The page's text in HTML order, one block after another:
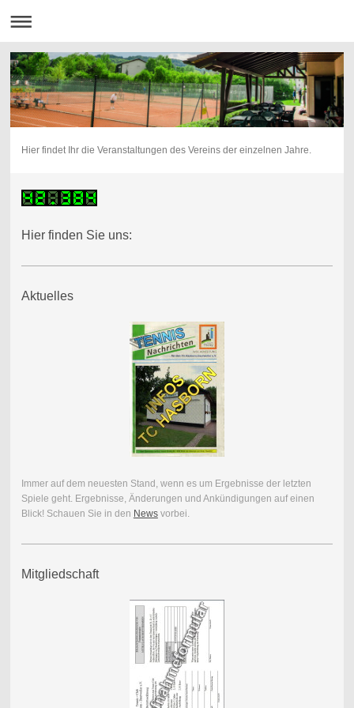
Hier findet Ihr die Veranstaltungen des Vereins der einzelnen Jahre.
Hier finden Sie uns:
Aktuelles
Immer auf dem neuesten Stand, wenn es um Ergebnisse der letzten
Spiele geht. Ergebnisse, Änderungen und Ankündigungen auf einen
Blick! Schauen Sie in den Newsvorbei.
Mitgliedschaft